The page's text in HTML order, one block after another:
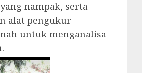
nampak, serta
alat pengukur
untuk menganalisa